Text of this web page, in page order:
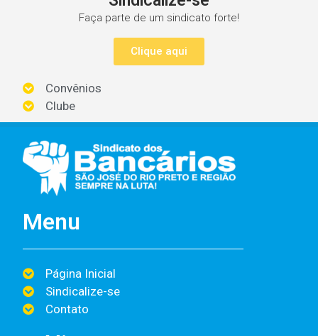
Faça parte de um sindicato forte!
Clique aqui
Convênios
Clube
Menu
Página Inicial
Sindicalize-se
Contato